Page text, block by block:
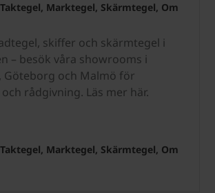
Marktegel, Skärmtegel, Om
skiffer och skärmtegel i
– besök våra showrooms i
Göteborg och Malmö för
rådgivning. Läs mer här.
Marktegel, Skärmtegel, Om